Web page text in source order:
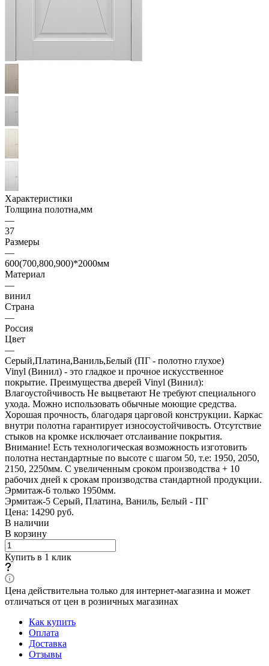
Характеристики
Толщина полотна,мм
—
37
Размеры
—
600(700,800,900)*2000мм
Материал
—
винил
Страна
—
Россия
Цвет
—
Серый,Платина,Ваниль,Белый (ПГ - полотно глухое)
Vinyl (Винил) - это гладкое и прочное искусственное
покрытие. Преимущества дверей Vinyl (Винил):
Влагоустойчивость Не выцветают Не требуют специального
ухода. Можно использовать обычные моющие средства.
Хорошая прочность, благодаря царговой конструкции. Каркас
внутри полотна гарантирует износоустойчивость. Отсутствие
стыков на кромке исключает отслаивание покрытия.
Внимание! Есть технологическая возможность изготовить
полотна нестандартные по высоте с шагом 50, т.е: 1950, 2050,
2150, 2250мм. С увеличенным сроком производства + 10
рабочих дней к срокам производства стандартной продукции.
Эрмитаж-6 только 1950мм.
Эрмитаж-5 Серый, Платина, Ваниль, Белый - ПГ
Цена: 14290 руб.
В наличии
В корзину
Купить в 1 клик
Цена действительна только для интернет-магазина и может
отличаться от цен в розничных магазинах
Как купить
Оплата
Доставка
Отзывы